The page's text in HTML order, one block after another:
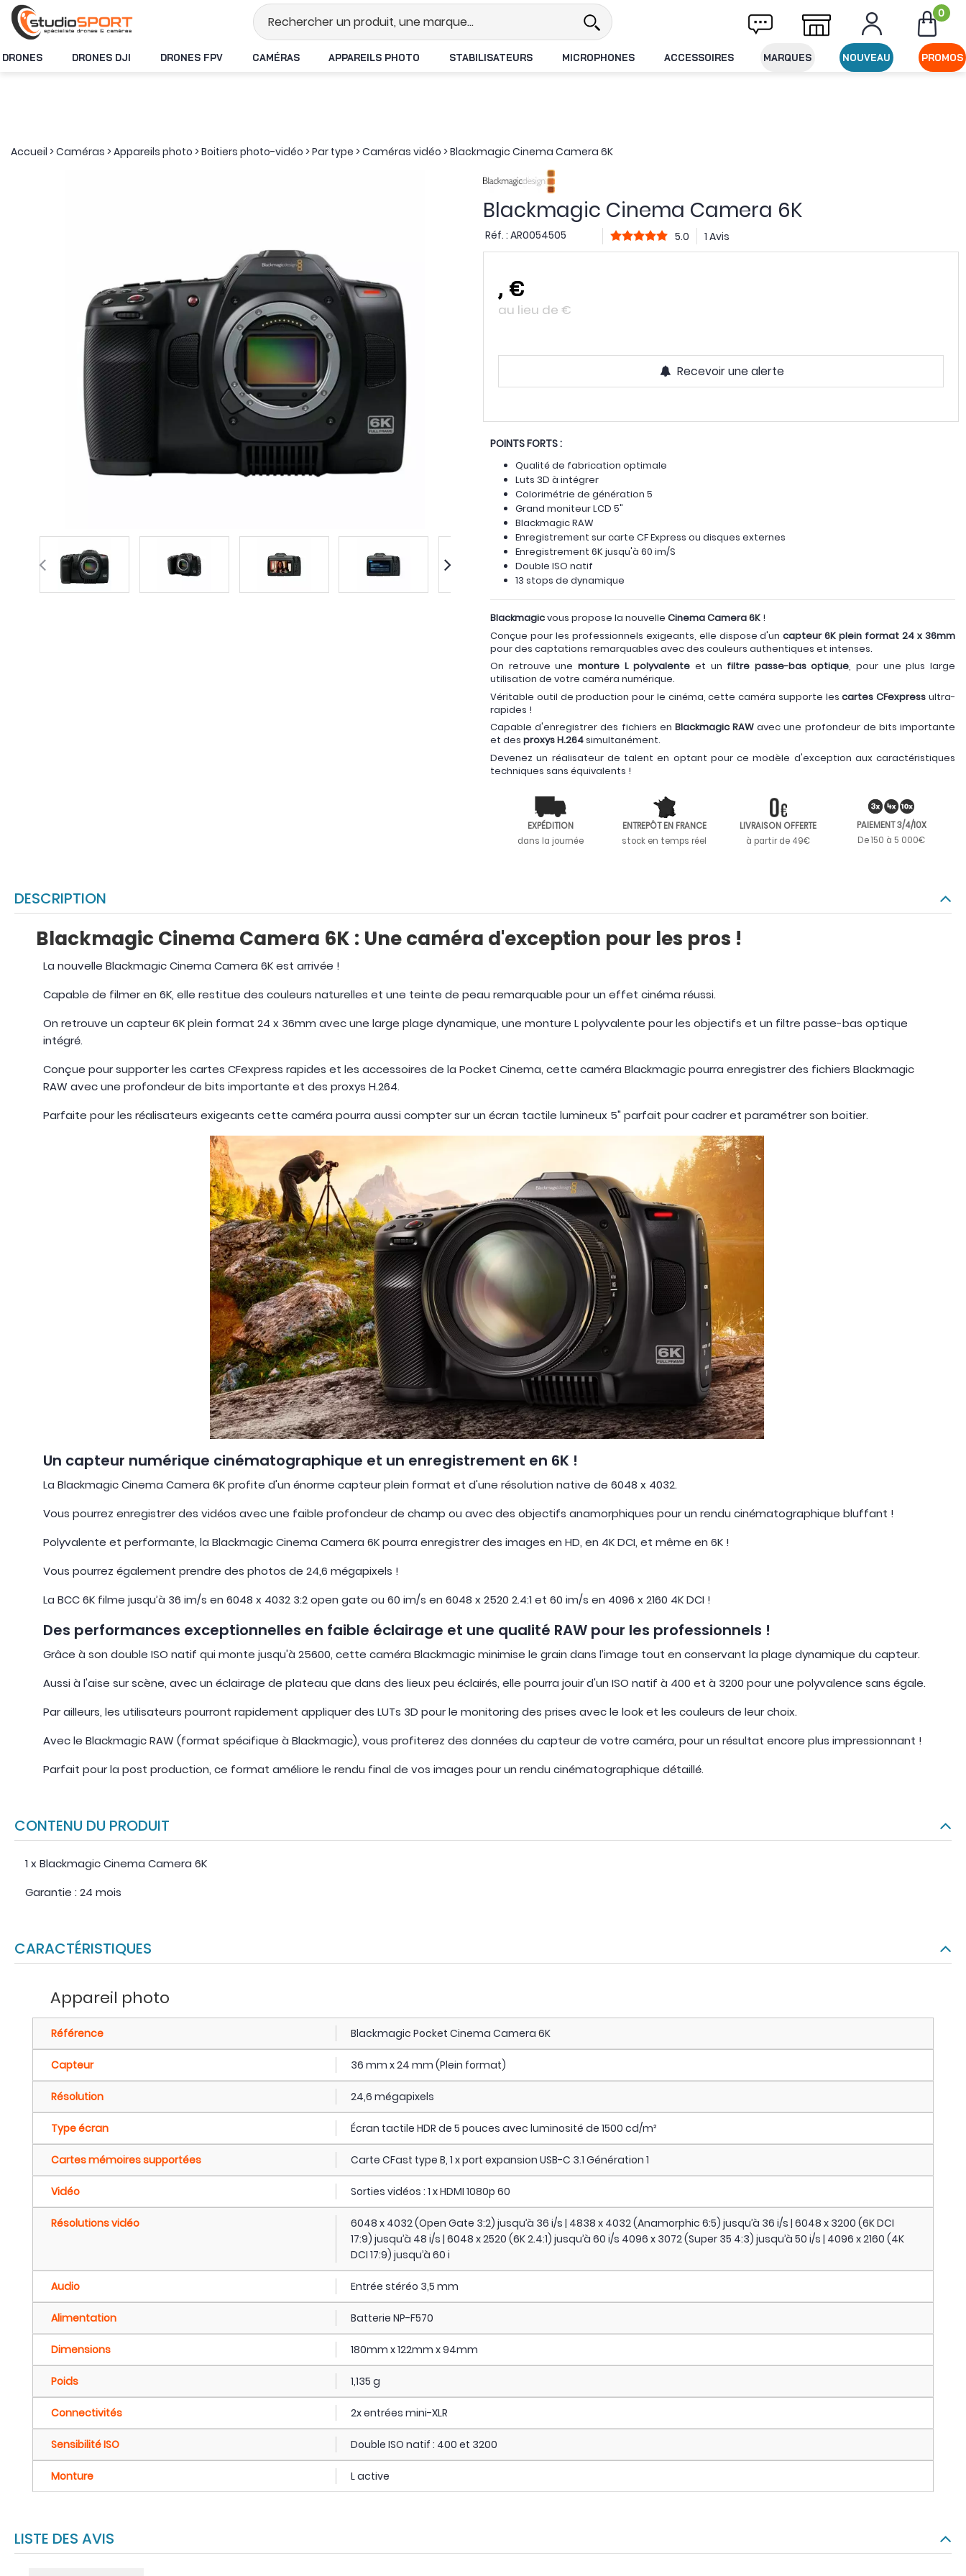
Stock en temps réel Livraison offerte dès 49€ d'achat Expédition
0
DRONES DRONES DJI DRONES FPV CAMÉRAS APPAREILS PHOTO STABILISATEURS MICROPHONES ACCESSOIRES MARQUES NOUVEAU PROMOS
Accueil >Caméras >Appareils photo >Boitiers photo-vidéo >Par type >Caméras vidéo >Blackmagic Cinema Camera 6K
Blackmagic Cinema Camera 6K
Réf. : AR0054505 5.0 1 Avis
, €
au lieu de €
Recevoir une alerte
POINTS FORTS :
Qualité de fabrication optimale
Luts 3D à intégrer
Colorimétrie de génération 5
Grand moniteur LCD 5"
Blackmagic RAW
Enregistrement sur carte CF Express ou disques externes
Enregistrement 6K jusqu'à 60 im/S
Double ISO natif
13 stops de dynamique
Blackmagicvous propose la nouvelle Cinema Camera 6K !
Conçue pour les professionnels exigeants, elle dispose d'uncapteur 6K plein format 24 x 36mm
pour des captations remarquables avec des couleurs authentiques et intenses.
On retrouve une monture L polyvalente et un filtre passe-bas optique, pour une plus large
utilisation de votre caméra numérique.
Véritable outil de production pour le cinéma, cette caméra supporte lescartes CFexpress ultra-
rapides !
Capable d'enregistrer des fichiers en Blackmagic RAW avec une profondeur de bits importante
et des proxys H.264simultanément.
Devenez un réalisateur de talent en optant pour ce modèle d'exception aux caractéristiques
techniques sans équivalents !
EXPÉDITION
dans la journée
ENTREPÔT EN FRANCE
stock en temps réel
LIVRAISON OFFERTE
à partir de 49€
PAIEMENT 3/4/10X
De 150 à 5 000€
DESCRIPTION
Blackmagic Cinema Camera 6K : Une caméra d'exception pour les pros !
La nouvelle Blackmagic Cinema Camera 6K est arrivée !
Capable de filmer en 6K, elle restitue des couleurs naturelles et une teinte de peau remarquable pour un effet cinéma réussi.
On retrouve un capteur 6K plein format 24 x 36mm avec une large plage dynamique, une monture L polyvalente pour les objectifs et un filtre passe-bas optique
intégré.
Conçue pour supporter les cartes CFexpress rapides et les accessoires de la Pocket Cinema, cette caméra Blackmagic pourra enregistrer des fichiers Blackmagic
RAW avec une profondeur de bits importante et des proxys H.264.
Parfaite pour les réalisateurs exigeants cette caméra pourra aussi compter sur un écran tactile lumineux 5" parfait pour cadrer et paramétrer son boitier.
Un capteur numérique cinématographique et un enregistrement en 6K !
La Blackmagic Cinema Camera 6K profite d'un énorme capteur plein format et d'une résolution native de 6048 x 4032.
Vous pourrez enregistrer des vidéos avec une faible profondeur de champ ou avec des objectifs anamorphiques pour un rendu cinématographique bluffant !
Polyvalente et performante, la Blackmagic Cinema Camera 6K pourra enregistrer des images en HD, en 4K DCI, et même en 6K !
Vous pourrez également prendre des photos de 24,6 mégapixels !
La BCC 6K filme jusqu’à 36 im/s en 6048 x 4032 3:2 open gate ou 60 im/s en 6048 x 2520 2.4:1 et 60 im/s en 4096 x 2160 4K DCI !
Des performances exceptionnelles en faible éclairage et une qualité RAW pour les professionnels !
Grâce à son double ISO natif qui monte jusqu'à 25600, cette caméra Blackmagic minimise le grain dans l’image tout en conservant la plage dynamique du capteur.
Aussi à l'aise sur scène, avec un éclairage de plateau que dans des lieux peu éclairés, elle pourra jouir d'un ISO natif à 400 et à 3200 pour une polyvalence sans égale.
Par ailleurs, les utilisateurs pourront rapidement appliquer des LUTs 3D pour le monitoring des prises avec le look et les couleurs de leur choix.
Avec le Blackmagic RAW (format spécifique à Blackmagic), vous profiterez des données du capteur de votre caméra, pour un résultat encore plus impressionnant !
Parfait pour la post production, ce format améliore le rendu final de vos images pour un rendu cinématographique détaillé.
CONTENU DU PRODUIT
1 x Blackmagic Cinema Camera 6K
Garantie : 24 mois
CARACTÉRISTIQUES
Appareil photo
Référence Blackmagic Pocket Cinema Camera 6K
Capteur 36 mm x 24 mm (Plein format)
Résolution 24,6 mégapixels
Type écran Écran tactile HDR de 5 pouces avec luminosité de 1500 cd/m²
Cartes mémoires supportées Carte CFast type B, 1 x port expansion USB-C 3.1 Génération 1
Vidéo Sorties vidéos : 1 x HDMI 1080p 60
Résolutions vidéo
6048 x 4032 (Open Gate 3:2) jusqu’à 36 i/s | 4838 x 4032 (Anamorphic 6:5) jusqu’à 36 i/s | 6048 x 3200 (6K DCI
17:9) jusqu’à 48 i/s | 6048 x 2520 (6K 2.4:1) jusqu’à 60 i/s 4096 x 3072 (Super 35 4:3) jusqu’à 50 i/s | 4096 x 2160 (4K
DCI 17:9) jusqu’à 60 i
Audio Entrée stéréo 3,5 mm
Alimentation Batterie NP-F570
Dimensions 180mm x 122mm x 94mm
Poids 1,135 g
Connectivités 2x entrées mini-XLR
Sensibilité ISO Double ISO natif : 400 et 3200
Monture L active
LISTE DES AVIS